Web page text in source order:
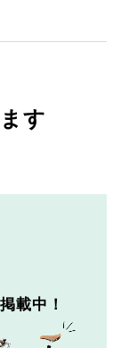
す
載中！